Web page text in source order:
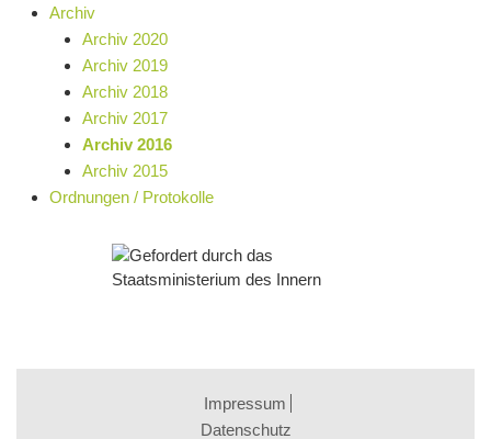
Archiv
Archiv 2020
Archiv 2019
Archiv 2018
Archiv 2017
Archiv 2016
Archiv 2015
Ordnungen / Protokolle
Impressum
Datenschutz